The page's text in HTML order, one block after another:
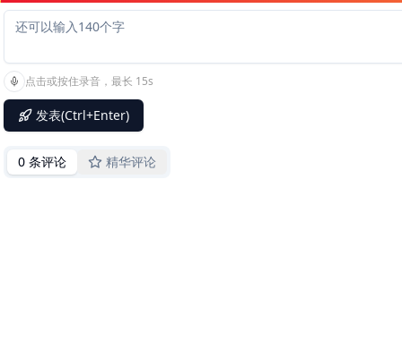
点击或按住录音，最长 15s
发表(Ctrl+Enter)
0 条评论 精华评论